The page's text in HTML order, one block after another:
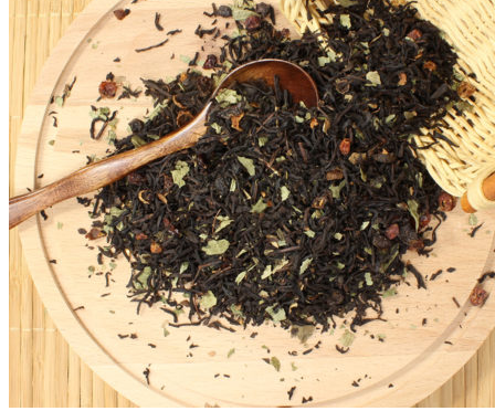
можно
выбрать
на
странице
товара.